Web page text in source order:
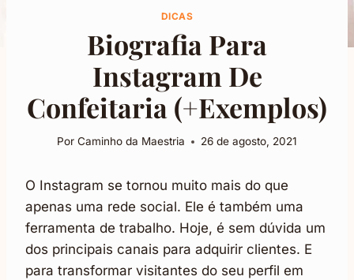
DICAS
Biografia Para
Instagram De
Confeitaria (+Exemplos)
Por Caminho da Maestria 26 de agosto, 2021
O Instagram se tornou muito mais do que
apenas uma rede social. Ele é também uma
ferramenta de trabalho. Hoje, é sem dúvida um
dos principais canais para adquirir clientes. E
para transformar visitantes do seu perfil em